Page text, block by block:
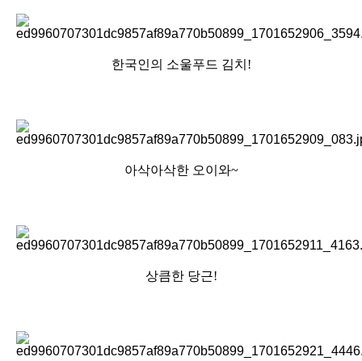
한국인의 소울푸드 김치!
아삭아삭한 오이와~
상큼한 당근!